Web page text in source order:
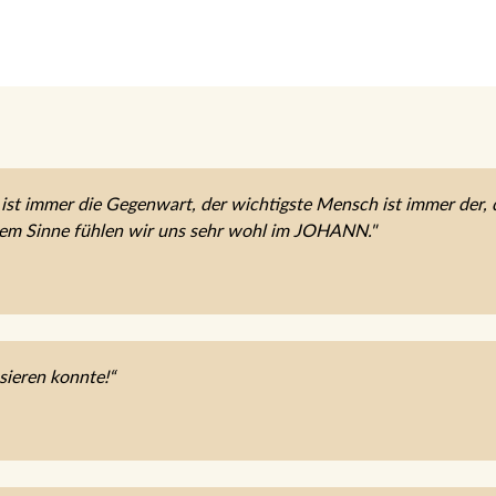
immer die Gegenwart, der wichtigste Mensch ist immer der,
Sinne fühlen wir uns sehr wohl im JOHANN."
konnte!“